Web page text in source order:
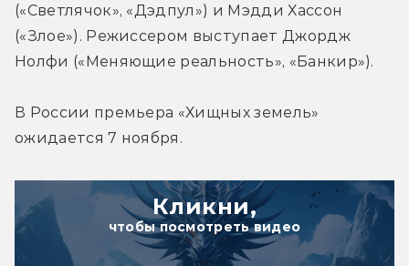
(«Светлячок», «Дэдпул») и Мэдди Хассон
(«Злое»). Режиссером выступает Джордж
Нолфи («Меняющие реальность», «Банкир»).
В России премьера «Хищных земель»
ожидается 7 ноября.
Кликни,
чтобы посмотреть видео